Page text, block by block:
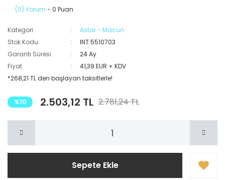
(0) Yorum - 0 Puan
Kategori
Astar - Macun
Stok Kodu
INT.5510703
Garanti Süresi
24 Ay
Fiyat
41,39 EUR + KDV
*268,21 TL den başlayan taksitlerle!
%10 2.503,12 TL 2.781,24 TL
Sepete Ekle